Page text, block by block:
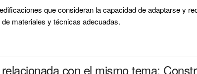
que consideran la capacidad de adaptarse y
materiales y técnicas adecuadas.
con el mismo tema: